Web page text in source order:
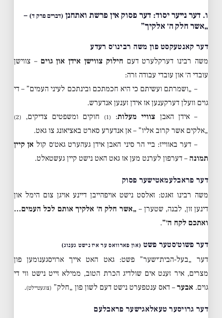
ו. דער נייער יסוד: דער פסוק אין פרשת ואתחנן (דברים פרק ד) –
„אשר חלק ה׳ אלקיך”
דער קאנטעקסט פון משה רבינו׳ס רעדע
משה רבינו דערקלערט דעם חילוק צווישן אידן און גוים – צווישן
עובדי ה׳ און עובדי עבודה זרה:
– „ושמרתם ועשיתם כי היא חכמתכם ובינתכם לעיני העמים” – די
גוים וועלן דערקענען אז אידן זענען אנדערש.
– אידן האבן צוויי מעלות:
(1) חוקים ומשפטים צדיקים, (2)
„אלקים אשר קרוב אליו” – אן אנדערע סארט באציאונג צו גאט.
– דער באווייז: ביי הר סיני האבן אידן געהערט גאט׳ס קול אן קיין
תמונה – דערפון לערנט מען אז גאט האט נישט קיין געשטאלט.
דער פראבלעמאטישער פסוק
משה רבינו זאגט: זאלסט נישט אויפהייבן דיינע אויגן צום הימל און
דינען זון, לבנה, שטערן – „אשר חלק ה׳ אלקיך אותם לכל העמים…
ואתכם לקח ה׳”.
דער פשוט׳סטער פשט (און פארוואס ער איז נישט גענוג)
דער „בעל-הבית׳ישער” פשט: גאט האט אייך ארויסגענומען פון
מצרים, איר זענט אים שולדיג הכרת הטוב, ממילא זייט נישט ווי די
גוים. אבער – דאס ענטפערט נישט דעם לשון פון „חלק” (צוגעטיילט).
דער גרויסער טעאלאגישער פראבלעם